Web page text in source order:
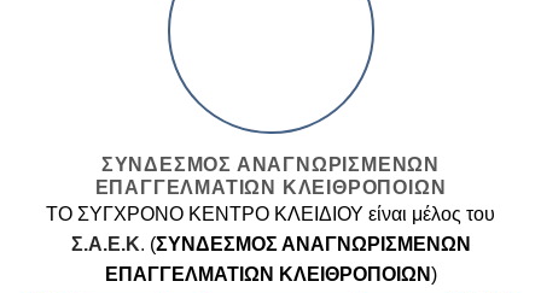
ΣΥΝΔΕΣΜΟΣ ΑΝΑΓΝΩΡΙΣΜΕΝΩΝ
ΕΠΑΓΓΕΛΜΑΤΙΩΝ ΚΛΕΙΘΡΟΠΟΙΩΝ
ΤΟ ΣΥΓΧΡΟΝΟ ΚΕΝΤΡΟ ΚΛΕΙΔΙΟΥ είναι μέλος του
Σ.Α.Ε.Κ. (ΣΥΝΔΕΣΜΟΣ ΑΝΑΓΝΩΡΙΣΜΕΝΩΝ
ΕΠΑΓΓΕΛΜΑΤΙΩΝ ΚΛΕΙΘΡΟΠΟΙΩΝ)